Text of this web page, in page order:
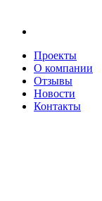
Проекты
О компании
Отзывы
Новости
Контакты